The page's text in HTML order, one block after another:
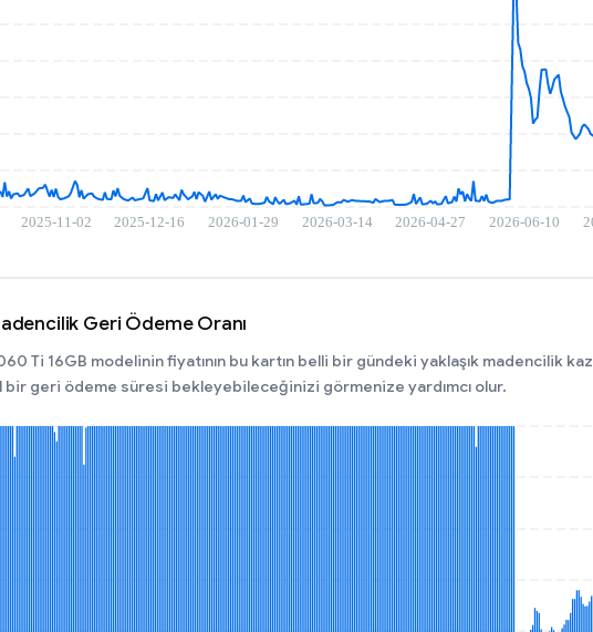
Geri Ödeme Oranı
Ti 16GB modelinin fiyatının bu kartın belli bir gündeki yaklaşık madencilik
bir geri ödeme süresi bekleyebileceğinizi görmenize yardımcı olur.